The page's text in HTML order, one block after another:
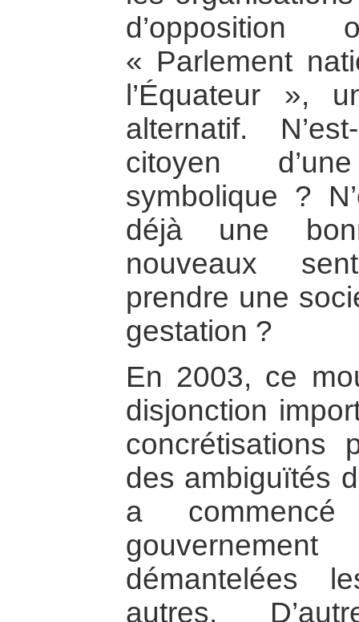
« Parlement
l’Équateur »,
alternatif.
citoyen
symbolique ?
déjà une
nouveaux
prendre une
gestation ?
En 2003, ce
disjonction
concrétisations
des ambiguïtés
a
démantelées
autres.